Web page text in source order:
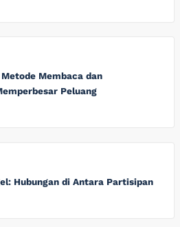
Membaca dan
Peluang
Hubungan di Antara Partisipan